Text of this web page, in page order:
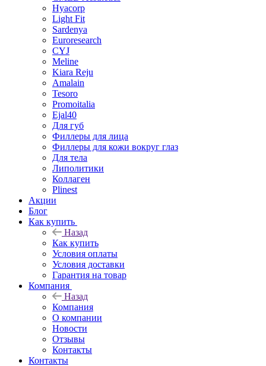
Hyacorp
Light Fit
Sardenya
Euroresearch
CYJ
Meline
Kiara Reju
Amalain
Tesoro
Promoitalia
Ejal40
Для губ
Филлеры для лица
Филлеры для кожи вокруг глаз
Для тела
Липолитики
Коллаген
Plinest
Акции
Блог
Как купить
Назад
Как купить
Условия оплаты
Условия доставки
Гарантия на товар
Компания
Назад
Компания
О компании
Новости
Отзывы
Контакты
Контакты